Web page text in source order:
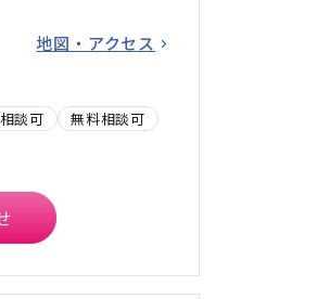
地図・アクセス
談可
無料相談可